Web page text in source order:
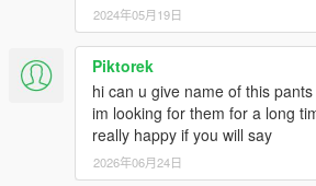
2024年05月19日
Piktorek
hi can u give name of this
im looking for them for a long
really happy if you will say
2026年06月24日